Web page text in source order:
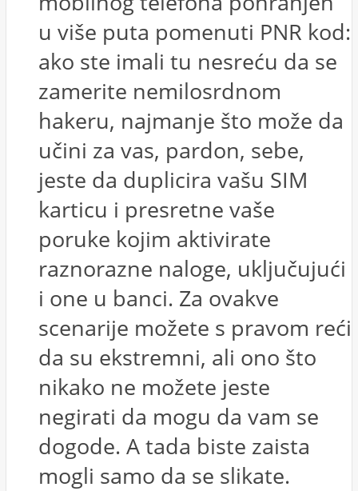
u više puta pomenuti PNR kod:
ako ste imali tu nesreću da se
zamerite nemilosrdnom
hakeru, najmanje što može da
učini za vas, pardon, sebe,
jeste da duplicira vašu SIM
karticu i presretne vaše
poruke kojim aktivirate
raznorazne naloge, uključujući
i one u banci. Za ovakve
scenarije možete s pravom reći
da su ekstremni, ali ono što
nikako ne možete jeste
negirati da mogu da vam se
dogode. A tada biste zaista
mogli samo da se slikate.